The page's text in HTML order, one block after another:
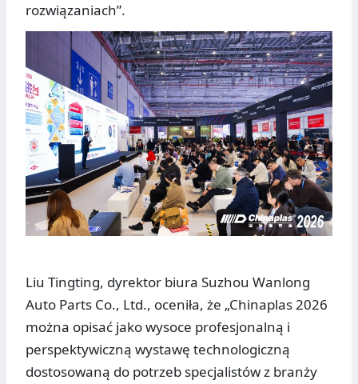
rozwiązaniach”.
Liu Tingting, dyrektor biura Suzhou Wanlong
Auto Parts Co., Ltd., oceniła, że „Chinaplas 2026
można opisać jako wysoce profesjonalną i
perspektywiczną wystawę technologiczną
dostosowaną do potrzeb specjalistów z branży